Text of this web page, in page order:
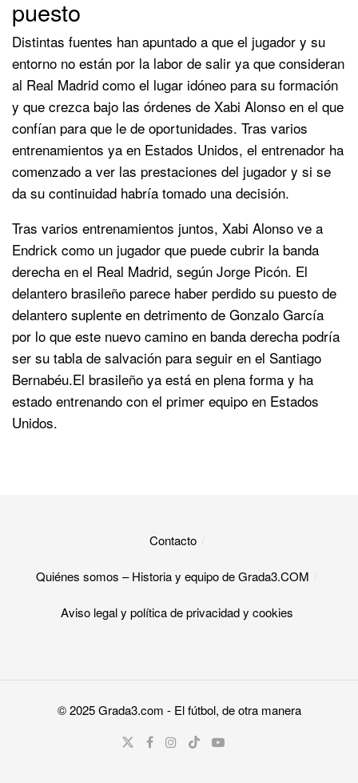
puesto
Distintas fuentes han apuntado a que el jugador y su
entorno no están por la labor de salir ya que consideran
al Real Madrid como el lugar idóneo para su formación
y que crezca bajo las órdenes de Xabi Alonso en el que
confían para que le de oportunidades. Tras varios
entrenamientos ya en Estados Unidos, el entrenador ha
comenzado a ver las prestaciones del jugador y si se
da su continuidad habría tomado una decisión.
Tras varios entrenamientos juntos, Xabi Alonso ve a
Endrick como un jugador que puede cubrir la banda
derecha en el Real Madrid, según Jorge Picón. El
delantero brasileño parece haber perdido su puesto de
delantero suplente en detrimento de Gonzalo García
por lo que este nuevo camino en banda derecha podría
ser su tabla de salvación para seguir en el Santiago
Bernabéu.El brasileño ya está en plena forma y ha
estado entrenando con el primer equipo en Estados
Unidos.
Contacto
Quiénes somos – Historia y equipo de Grada3.COM
Aviso legal y política de privacidad y cookies​
© 2025Grada3.com - El fútbol, de otra manera